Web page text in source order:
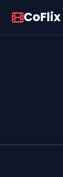
CoFlix